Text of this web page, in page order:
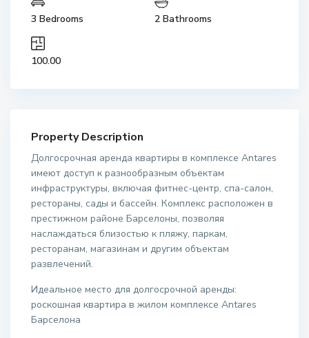
3 Bedrooms 2 Bathrooms
100.00
Property Description
Долгосрочная аренда квартиры в комплексе Antares
имеют доступ к разнообразным объектам
инфраструктуры, включая фитнес-центр, спа-салон,
рестораны, сады и бассейн. Комплекс расположен в
престижном районе Барселоны, позволяя
наслаждаться близостью к пляжу, паркам,
ресторанам, магазинам и другим объектам
развлечений.
Идеальное место для долгосрочной аренды:
роскошная квартира в жилом комплексе Antares
Барселона